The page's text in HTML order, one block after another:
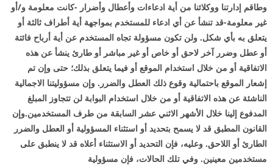
وطاقم إدارتنا ووكلائنا من أية ادعاءات وأعطال وأضرار -كانت معلومة و/أو
غير معلومة-قد تنشأ عن أي ادعاء للمستخدم بمواجهة أية أطراف ثالثة أو
يتعلق به بأي شكل. ولن تكون مسؤولة تجاه المستخدم عن أية أرباح فائتة
أو عطل وضرر آخر لاحق أو خاص أو غير مباشر أو طارئ ينشأ عن هذه
الاتفاقية أو من خلال استخدام الموقع أو فيما يتعلق بذلك؛ حتى وإن تم
إشعار الموقع باحتمالية وقوع ذلك العطل والضرر. وإن مسؤوليتنا الاجمالية
الناشئة عن هذه الاتفاقية أو من خلال استخدام البوابة لن تتجاوز المبلغ
المدفوع إلينا خلال الأشهر الاثني عشر السابقة من طرف المستخدمين.وإن
القانون المطبق قد لا يسمح بتحديد أو استثناء المسؤولية أو العطل والضرر
الطارئ أو اللاحق. وعليه، فإن التحديد أو الاستثناء أعلاه قد لا ينطبق على
مستخدمين معينين. وفي تلك الحالات، فإن مسؤولية